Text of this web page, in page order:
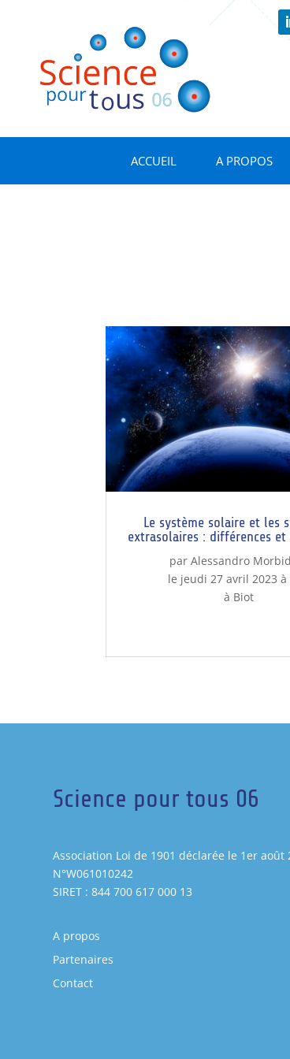
ACCUEIL A PROPOS
Le système solaire et les
extrasolaires : différences
par Alessandro
le jeudi 27 avril 2023 à
à Biot
Science pour tous 06
Association Loi de 1901 déclarée le 1er août
N°W061010242
SIRET : 844 700 617 000 13
A propos
Partenaires
Contact